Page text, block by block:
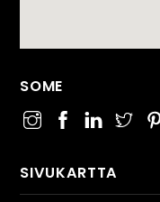
SOME
SIVUKARTTA